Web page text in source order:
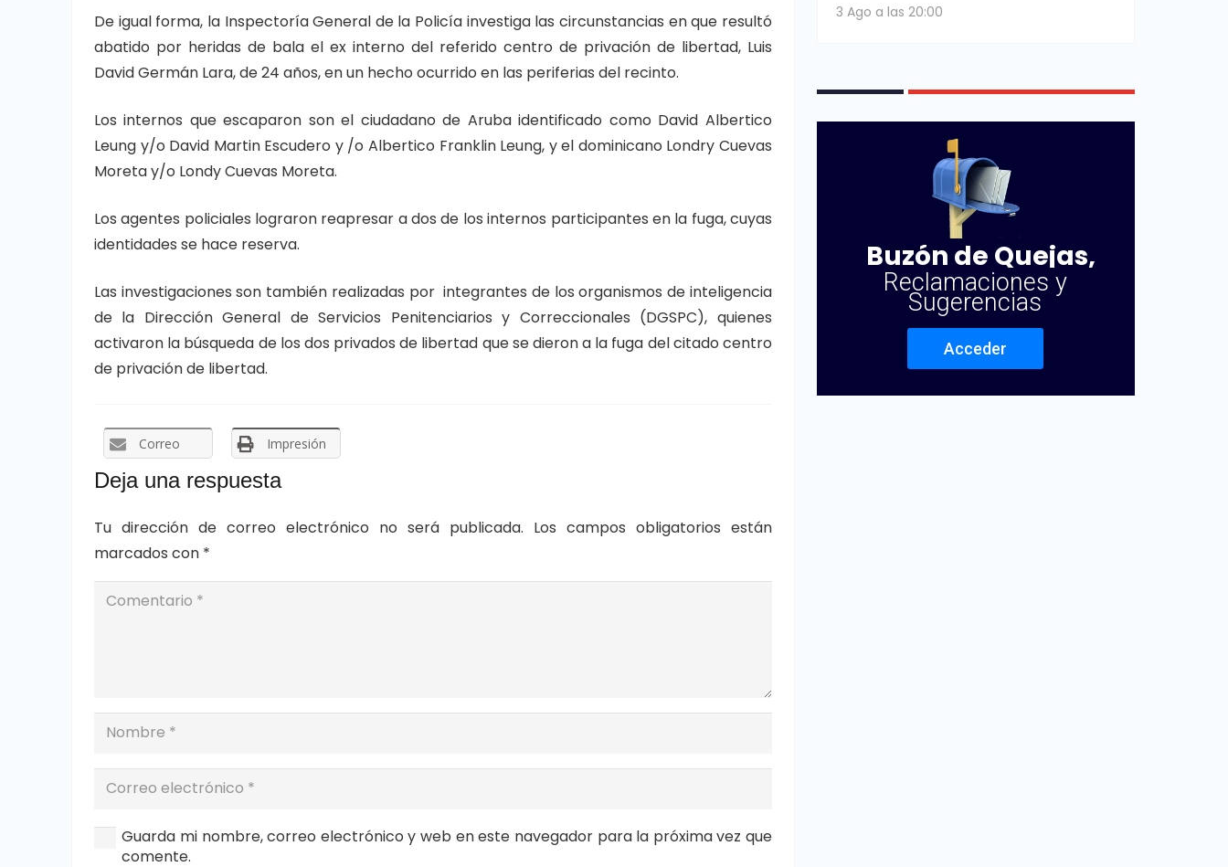
De igual forma, la Inspectoría General de la Policía investiga las circunstancias en que resultó
abatido por heridas de bala el ex interno del referido centro de privación de libertad, Luis
David Germán Lara, de 24 años, en un hecho ocurrido en las periferias del recinto.
Los internos que escaparon son el ciudadano de Aruba identificado como David Albertico
Leung y/o David Martin Escudero y /o Albertico Franklin Leung, y el dominicano Londry Cuevas
Moreta y/o Londy Cuevas Moreta.
Los agentes policiales lograron reapresar a dos de los internos participantes en la fuga, cuyas
identidades se hace reserva.
Las investigaciones son también realizadas por integrantes de los organismos de inteligencia
de la Dirección General de Servicios Penitenciarios y Correccionales (DGSPC), quienes
activaron la búsqueda de los dos privados de libertad que se dieron a la fuga del citado centro
de privación de libertad.
Correo Impresión
Deja una respuesta
Tu dirección de correo electrónico no será publicada. Los campos obligatorios están
marcados con *
Guarda mi nombre, correo electrónico y web en este navegador para la próxima vez que
comente.
3 Ago a las 20:00
Buzón de Quejas,
Reclamaciones y
Sugerencias
Acceder